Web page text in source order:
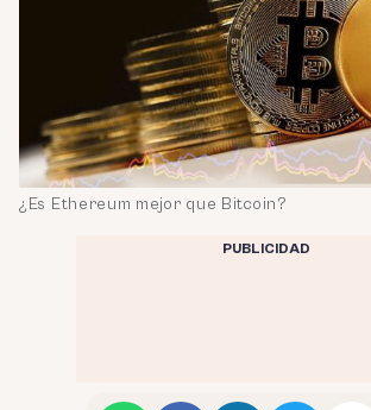
¿Es Ethereum mejor que Bitcoin?
PUBLICIDAD